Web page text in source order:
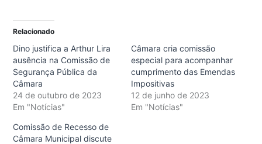
Relacionado
Dino justifica a Arthur Lira
ausência na Comissão de
Segurança Pública da
Câmara
24 de outubro de 2023
Em "Notícias"
Câmara cria comissão
especial para acompanhar
cumprimento das Emendas
Impositivas
12 de junho de 2023
Em "Notícias"
Comissão de Recesso de
Câmara Municipal discute